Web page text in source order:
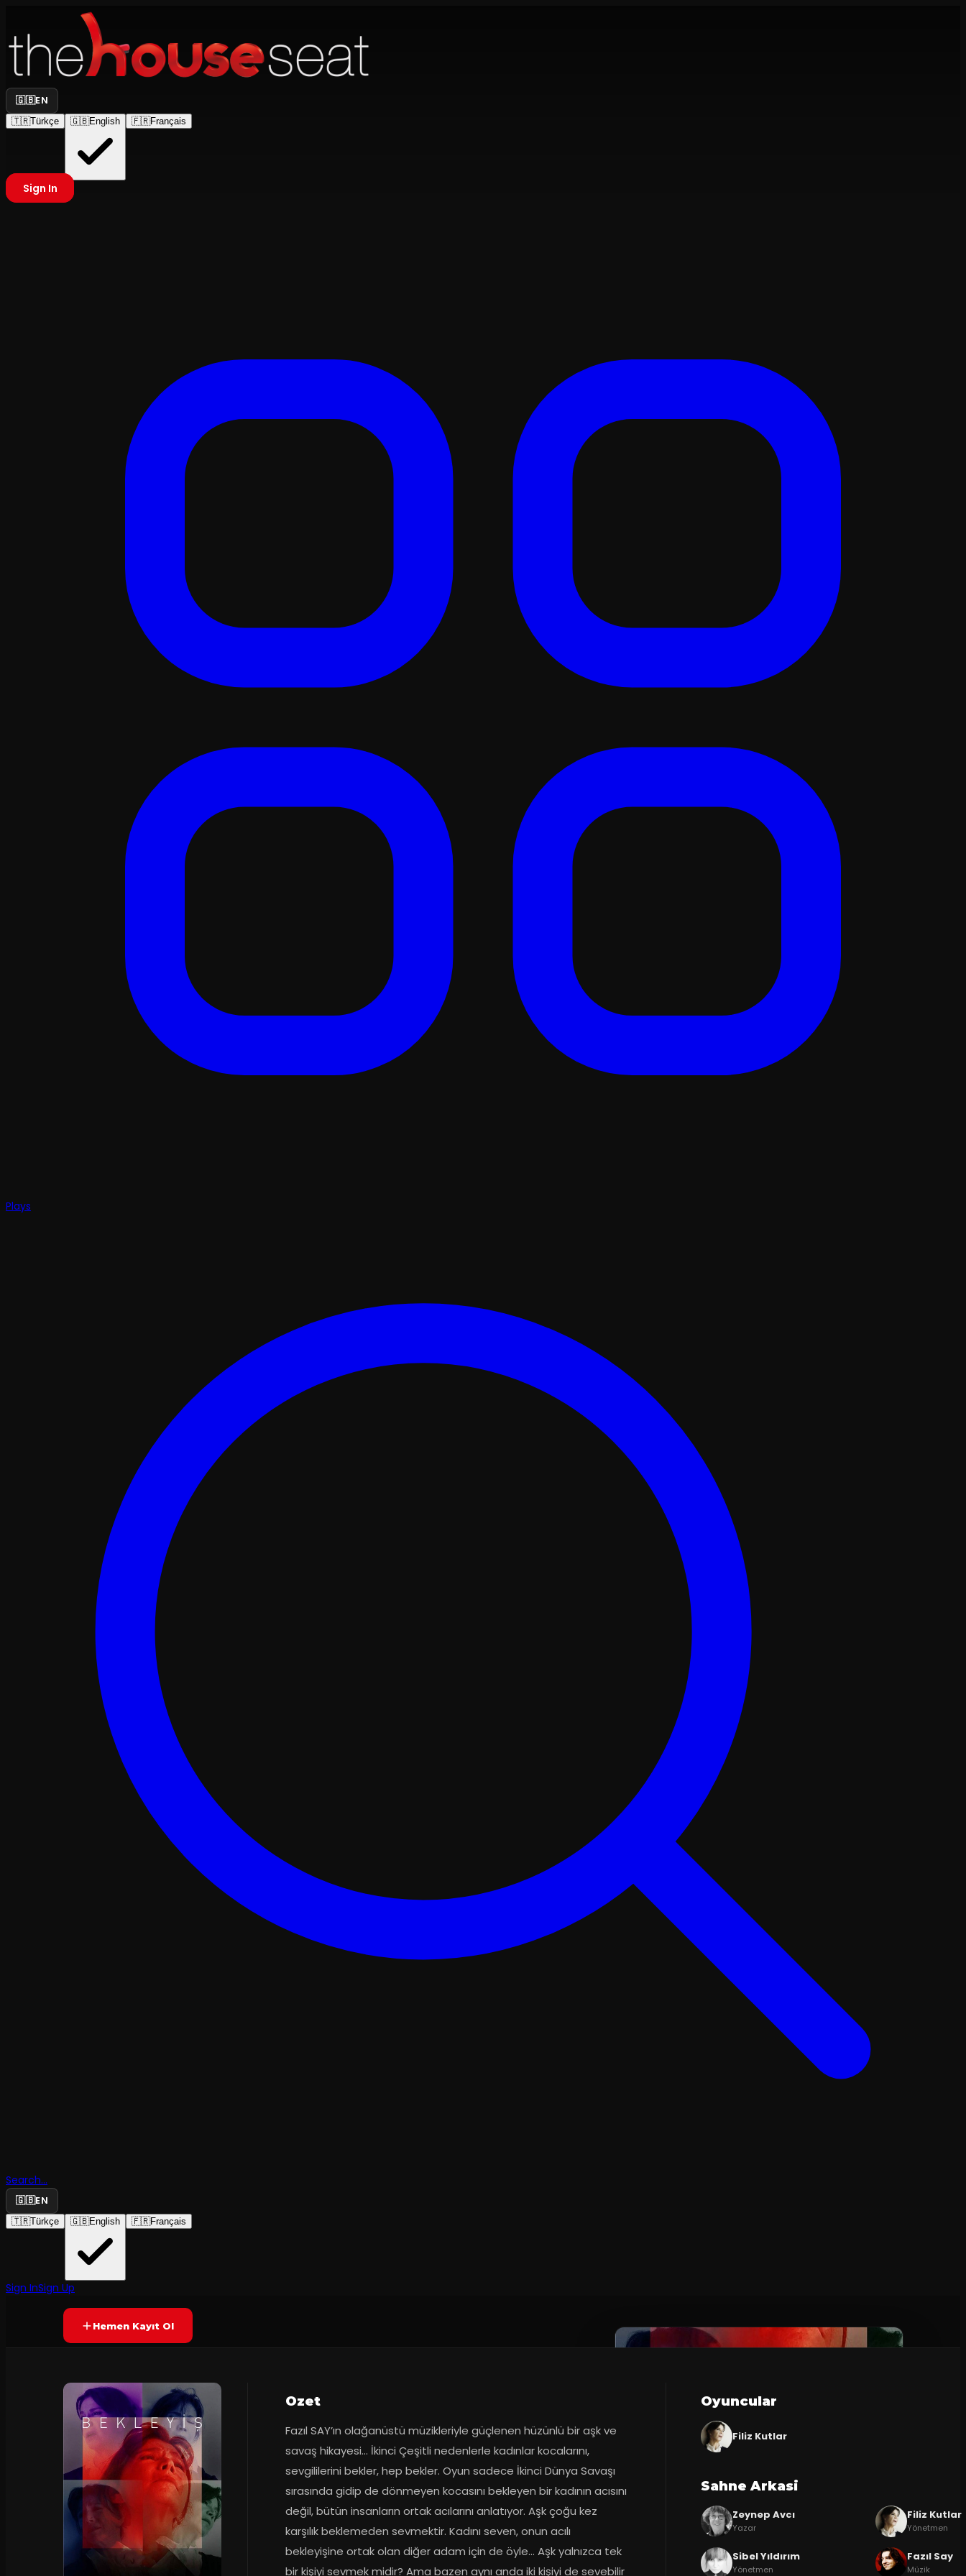
🇬🇧EN
🇹🇷Türkçe 🇬🇧English 🇫🇷Français
Sign In
Plays
Search...
🇬🇧EN
🇹🇷Türkçe 🇬🇧English 🇫🇷Français
Sign InSign Up
Bekleyiş
Tiyatro Dafne
YAKINDA Yetersiz oy
Hemen Kayıt Ol
Ozet
Fazıl SAY’ın olağanüstü müzikleriyle güçlenen hüzünlü bir aşk ve
savaş hikayesi... İkinci Çeşitli nedenlerle kadınlar kocalarını,
sevgililerini bekler, hep bekler. Oyun sadece İkinci Dünya Savaşı
sırasında gidip de dönmeyen kocasını bekleyen bir kadının acısını
değil, bütün insanların ortak acılarını anlatıyor. Aşk çoğu kez
karşılık beklemeden sevmektir. Kadını seven, onun acılı
bekleyişine ortak olan diğer adam için de öyle... Aşk yalnızca tek
bir kişiyi sevmek midir? Ama bazen aynı anda iki kişiyi de sevebilir
Oyuncular
Filiz Kutlar
Sahne Arkasi
Zeynep Avcı
Yazar
Filiz Kutlar
Yönetmen
Sibel Yıldırım
Yönetmen
Fazıl Say
Müzik